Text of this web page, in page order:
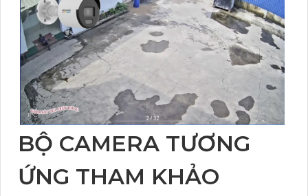
BỘ CAMERA TƯƠNG
ỨNG THAM KHẢO